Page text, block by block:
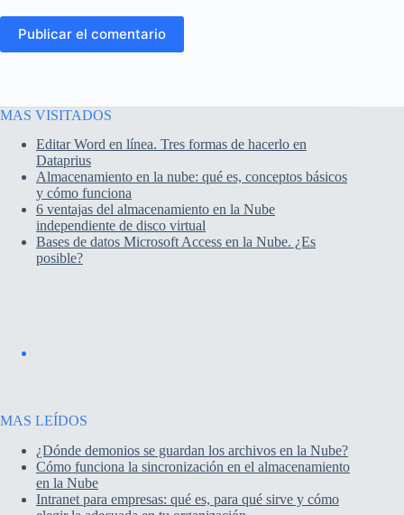
Publicar el comentario
MAS VISITADOS
Editar Word en línea. Tres formas de hacerlo en
Dataprius
Almacenamiento en la nube: qué es, conceptos básicos
y cómo funciona
6 ventajas del almacenamiento en la Nube
independiente de disco virtual
Bases de datos Microsoft Access en la Nube. ¿Es
posible?
MAS LEÍDOS
¿Dónde demonios se guardan los archivos en la Nube?
Cómo funciona la sincronización en el almacenamiento
en la Nube
Intranet para empresas: qué es, para qué sirve y cómo